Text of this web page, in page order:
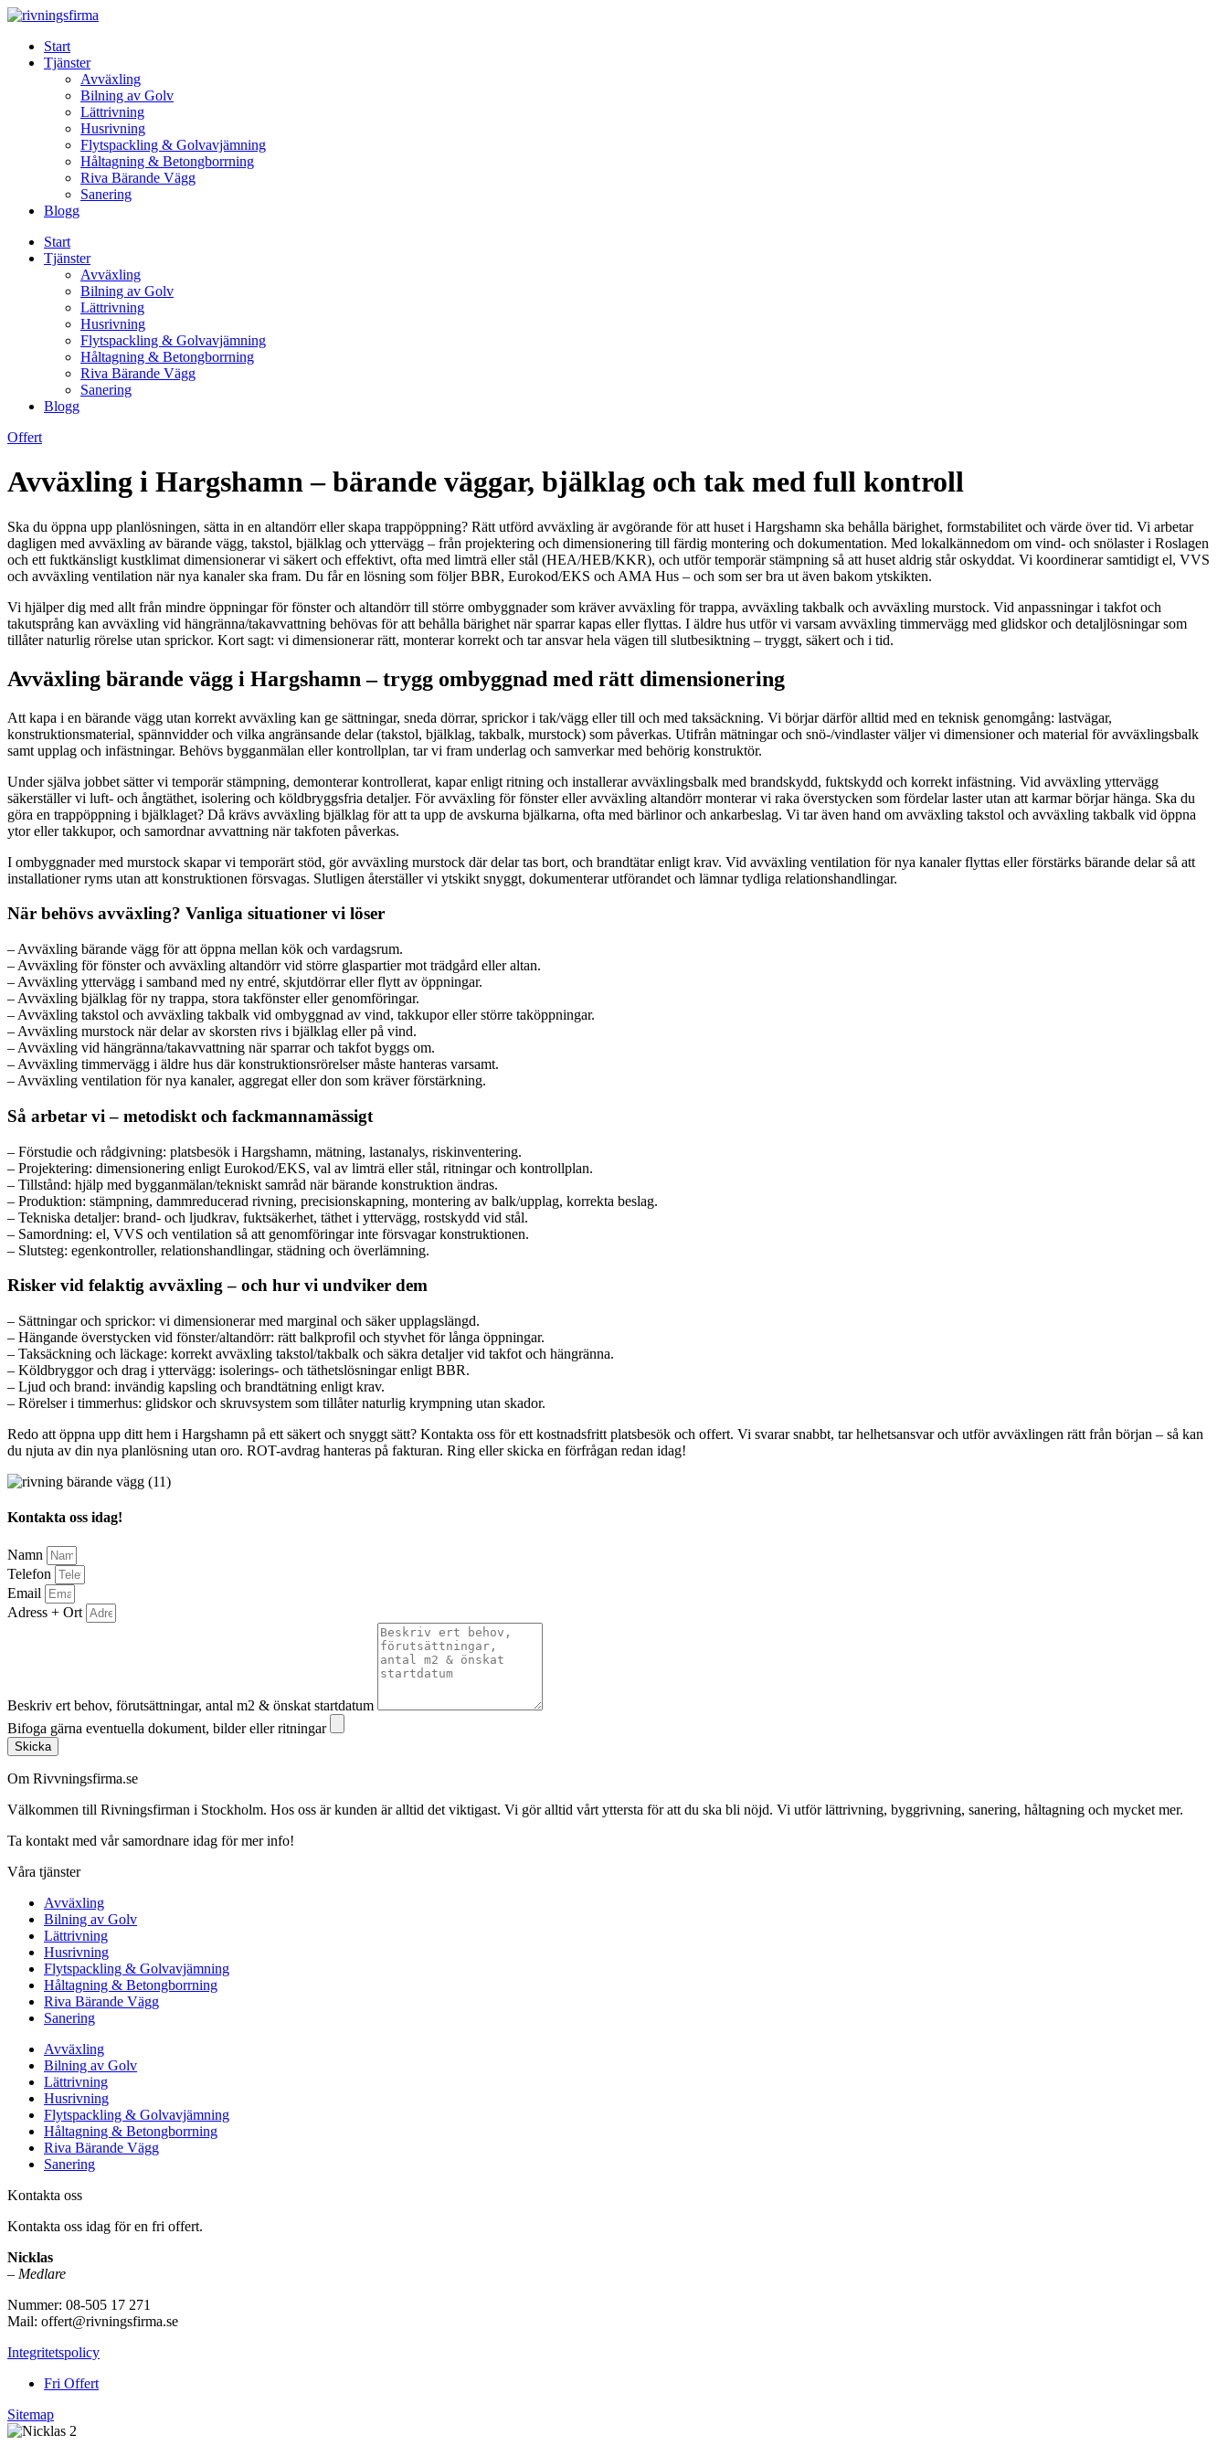
Skip
contentStart
Tjänster
Avväxling
Bilning av Golv
Lättrivning
Husrivning
Flytspackling & Golvavjämning
Håltagning & Betongborrning
Riva Bärande Vägg
Sanering
Blogg
Start
Tjänster
Avväxling
Bilning av Golv
Lättrivning
Husrivning
Flytspackling & Golvavjämning
Håltagning & Betongborrning
Riva Bärande Vägg
Sanering
Blogg
Offert
Avväxling i Hargshamn – bärande väggar, bjälklag och tak med full kontroll
Ska du öppna upp planlösningen, sätta in en altandörr eller skapa trappöppning? Rätt utförd avväxling är avgörande för att huset i Hargshamn ska behålla bärighet, formstabilitet och värde över tid. Vi arbetar
dagligen med avväxling av bärande vägg, takstol, bjälklag och yttervägg – från projektering och dimensionering till färdig montering och dokumentation. Med lokalkännedom om vind- och snölaster i Roslagen
och ett fuktkänsligt kustklimat dimensionerar vi säkert och effektivt, ofta med limträ eller stål (HEA/HEB/KKR), och utför temporär stämpning så att huset aldrig står oskyddat. Vi koordinerar samtidigt el, VVS
och avväxling ventilation när nya kanaler ska fram. Du får en lösning som följer BBR, Eurokod/EKS och AMA Hus – och som ser bra ut även bakom ytskikten.
Vi hjälper dig med allt från mindre öppningar för fönster och altandörr till större ombyggnader som kräver avväxling för trappa, avväxling takbalk och avväxling murstock. Vid anpassningar i takfot och
takutsprång kan avväxling vid hängränna/takavvattning behövas för att behålla bärighet när sparrar kapas eller flyttas. I äldre hus utför vi varsam avväxling timmervägg med glidskor och detaljlösningar som
tillåter naturlig rörelse utan sprickor. Kort sagt: vi dimensionerar rätt, monterar korrekt och tar ansvar hela vägen till slutbesiktning – tryggt, säkert och i tid.
Avväxling bärande vägg i Hargshamn – trygg ombyggnad med rätt dimensionering
Att kapa i en bärande vägg utan korrekt avväxling kan ge sättningar, sneda dörrar, sprickor i tak/vägg eller till och med taksäckning. Vi börjar därför alltid med en teknisk genomgång: lastvägar,
konstruktionsmaterial, spännvidder och vilka angränsande delar (takstol, bjälklag, takbalk, murstock) som påverkas. Utifrån mätningar och snö-/vindlaster väljer vi dimensioner och material för avväxlingsbalk
samt upplag och infästningar. Behövs bygganmälan eller kontrollplan, tar vi fram underlag och samverkar med behörig konstruktör.
Under själva jobbet sätter vi temporär stämpning, demonterar kontrollerat, kapar enligt ritning och installerar avväxlingsbalk med brandskydd, fuktskydd och korrekt infästning. Vid avväxling yttervägg
säkerställer vi luft- och ångtäthet, isolering och köldbryggsfria detaljer. För avväxling för fönster eller avväxling altandörr monterar vi raka överstycken som fördelar laster utan att karmar börjar hänga. Ska du
göra en trappöppning i bjälklaget? Då krävs avväxling bjälklag för att ta upp de avskurna bjälkarna, ofta med bärlinor och ankarbeslag. Vi tar även hand om avväxling takstol och avväxling takbalk vid öppna
ytor eller takkupor, och samordnar avvattning när takfoten påverkas.
I ombyggnader med murstock skapar vi temporärt stöd, gör avväxling murstock där delar tas bort, och brandtätar enligt krav. Vid avväxling ventilation för nya kanaler flyttas eller förstärks bärande delar så att
installationer ryms utan att konstruktionen försvagas. Slutligen återställer vi ytskikt snyggt, dokumenterar utförandet och lämnar tydliga relationshandlingar.
När behövs avväxling? Vanliga situationer vi löser
– Avväxling bärande vägg för att öppna mellan kök och vardagsrum.
– Avväxling för fönster och avväxling altandörr vid större glaspartier mot trädgård eller altan.
– Avväxling yttervägg i samband med ny entré, skjutdörrar eller flytt av öppningar.
– Avväxling bjälklag för ny trappa, stora takfönster eller genomföringar.
– Avväxling takstol och avväxling takbalk vid ombyggnad av vind, takkupor eller större taköppningar.
– Avväxling murstock när delar av skorsten rivs i bjälklag eller på vind.
– Avväxling vid hängränna/takavvattning när sparrar och takfot byggs om.
– Avväxling timmervägg i äldre hus där konstruktionsrörelser måste hanteras varsamt.
– Avväxling ventilation för nya kanaler, aggregat eller don som kräver förstärkning.
Så arbetar vi – metodiskt och fackmannamässigt
– Förstudie och rådgivning: platsbesök i Hargshamn, mätning, lastanalys, riskinventering.
– Projektering: dimensionering enligt Eurokod/EKS, val av limträ eller stål, ritningar och kontrollplan.
– Tillstånd: hjälp med bygganmälan/tekniskt samråd när bärande konstruktion ändras.
– Produktion: stämpning, dammreducerad rivning, precisionskapning, montering av balk/upplag, korrekta beslag.
– Tekniska detaljer: brand- och ljudkrav, fuktsäkerhet, täthet i yttervägg, rostskydd vid stål.
– Samordning: el, VVS och ventilation så att genomföringar inte försvagar konstruktionen.
– Slutsteg: egenkontroller, relationshandlingar, städning och överlämning.
Risker vid felaktig avväxling – och hur vi undviker dem
– Sättningar och sprickor: vi dimensionerar med marginal och säker upplagslängd.
– Hängande överstycken vid fönster/altandörr: rätt balkprofil och styvhet för långa öppningar.
– Taksäckning och läckage: korrekt avväxling takstol/takbalk och säkra detaljer vid takfot och hängränna.
– Köldbryggor och drag i yttervägg: isolerings- och täthetslösningar enligt BBR.
– Ljud och brand: invändig kapsling och brandtätning enligt krav.
– Rörelser i timmerhus: glidskor och skruvsystem som tillåter naturlig krympning utan skador.
Redo att öppna upp ditt hem i Hargshamn på ett säkert och snyggt sätt? Kontakta oss för ett kostnadsfritt platsbesök och offert. Vi svarar snabbt, tar helhetsansvar och utför avväxlingen rätt från början – så kan
du njuta av din nya planlösning utan oro. ROT-avdrag hanteras på fakturan. Ring eller skicka en förfrågan redan idag!
Kontakta oss idag!
Namn
Telefon
Email
Adress + Ort
Beskriv ert behov, förutsättningar, antal m2 & önskat startdatum
Bifoga gärna eventuella dokument, bilder eller ritningar
Skicka
Om Rivvningsfirma.se
Välkommen till Rivningsfirman i Stockholm. Hos oss är kunden är alltid det viktigast. Vi gör alltid vårt yttersta för att du ska bli nöjd. Vi utför lättrivning, byggrivning, sanering, håltagning och mycket mer.
Ta kontakt med vår samordnare idag för mer info!
Våra tjänster
Avväxling
Bilning av Golv
Lättrivning
Husrivning
Flytspackling & Golvavjämning
Håltagning & Betongborrning
Riva Bärande Vägg
Sanering
Avväxling
Bilning av Golv
Lättrivning
Husrivning
Flytspackling & Golvavjämning
Håltagning & Betongborrning
Riva Bärande Vägg
Sanering
Kontakta oss
Kontakta oss idag för en fri offert.
Nicklas
– Medlare
Nummer: 08-505 17 271
Mail: offert@rivningsfirma.se
Integritetspolicy
Fri Offert
Sitemap